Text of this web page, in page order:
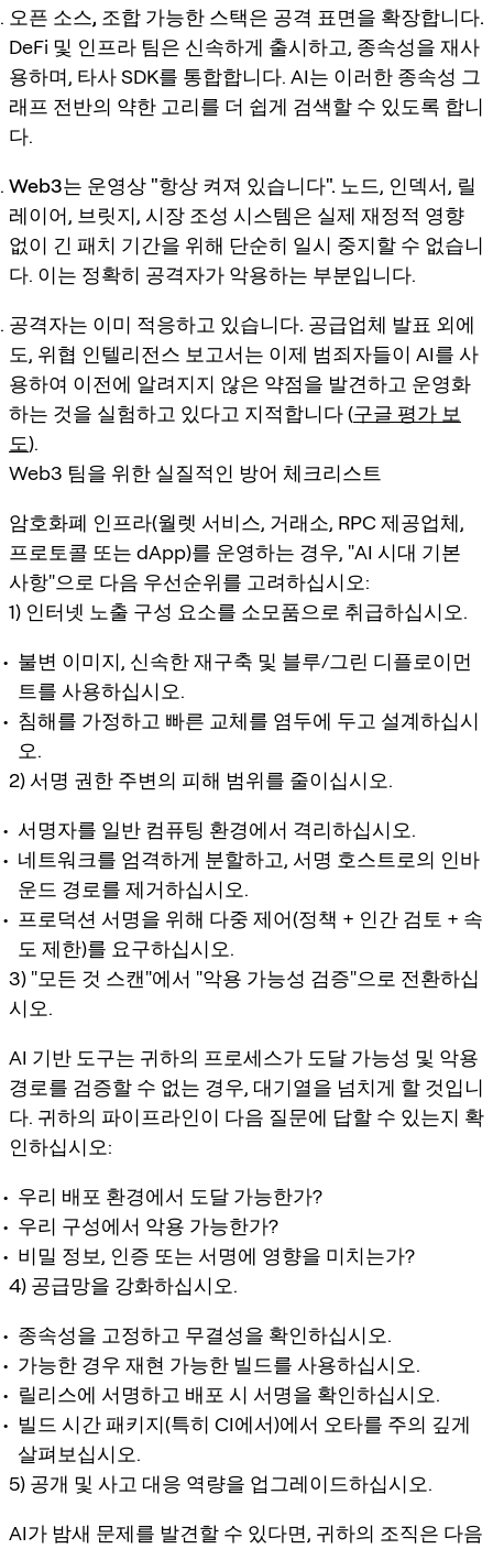
오픈 소스, 조합 가능한 스택은 공격 표면을 확장합니다.
DeFi 및 인프라 팀은 신속하게 출시하고, 종속성을 재사
용하며, 타사 SDK를 통합합니다. AI는 이러한 종속성 그
래프 전반의 약한 고리를 더 쉽게 검색할 수 있도록 합니
다.
Web3는 운영상 "항상 켜져 있습니다". 노드, 인덱서, 릴
레이어, 브릿지, 시장 조성 시스템은 실제 재정적 영향
없이 긴 패치 기간을 위해 단순히 일시 중지할 수 없습니
다. 이는 정확히 공격자가 악용하는 부분입니다.
공격자는 이미 적응하고 있습니다. 공급업체 발표 외에
도, 위협 인텔리전스 보고서는 이제 범죄자들이 AI를 사
용하여 이전에 알려지지 않은 약점을 발견하고 운영화
하는 것을 실험하고 있다고 지적합니다 (구글 평가 보
도).
Web3 팀을 위한 실질적인 방어 체크리스트
암호화폐 인프라(월렛 서비스, 거래소, RPC 제공업체,
프로토콜 또는 dApp)를 운영하는 경우, "AI 시대 기본
사항"으로 다음 우선순위를 고려하십시오:
1) 인터넷 노출 구성 요소를 소모품으로 취급하십시오.
불변 이미지, 신속한 재구축 및 블루/그린 디플로이먼
트를 사용하십시오.
침해를 가정하고 빠른 교체를 염두에 두고 설계하십시
오.
2) 서명 권한 주변의 피해 범위를 줄이십시오.
서명자를 일반 컴퓨팅 환경에서 격리하십시오.
네트워크를 엄격하게 분할하고, 서명 호스트로의 인바
운드 경로를 제거하십시오.
프로덕션 서명을 위해 다중 제어(정책 + 인간 검토 + 속
도 제한)를 요구하십시오.
3) "모든 것 스캔"에서 "악용 가능성 검증"으로 전환하십
시오.
AI 기반 도구는 귀하의 프로세스가 도달 가능성 및 악용
경로를 검증할 수 없는 경우, 대기열을 넘치게 할 것입니
다. 귀하의 파이프라인이 다음 질문에 답할 수 있는지 확
인하십시오:
우리 배포 환경에서 도달 가능한가?
우리 구성에서 악용 가능한가?
비밀 정보, 인증 또는 서명에 영향을 미치는가?
4) 공급망을 강화하십시오.
종속성을 고정하고 무결성을 확인하십시오.
가능한 경우 재현 가능한 빌드를 사용하십시오.
릴리스에 서명하고 배포 시 서명을 확인하십시오.
빌드 시간 패키지(특히 CI에서)에서 오타를 주의 깊게
살펴보십시오.
5) 공개 및 사고 대응 역량을 업그레이드하십시오.
AI가 밤새 문제를 발견할 수 있다면, 귀하의 조직은 다음